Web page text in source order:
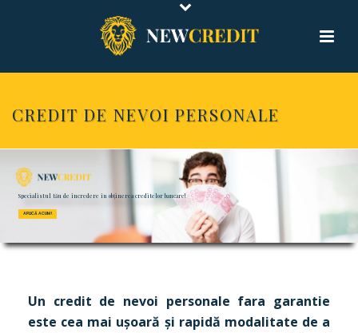
CREDIT DE NEVOI PERSONALE
Specialistul tău de încredere în obținerea creditelor bancare!
APLICĂ ACUM !
Un credit de nevoi personale fara garantie
este cea mai ușoară și rapidă modalitate de a